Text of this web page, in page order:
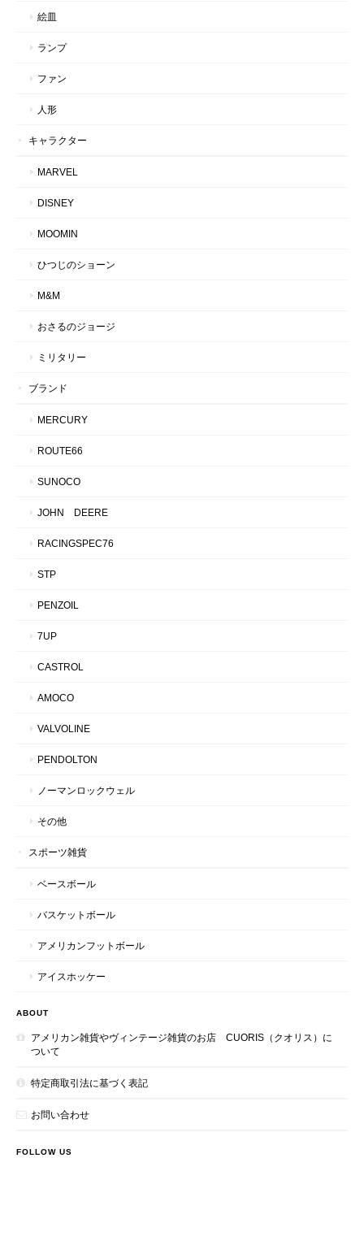
絵皿
ランプ
ファン
人形
キャラクター
MARVEL
DISNEY
MOOMIN
ひつじのショーン
M&M
おさるのジョージ
ミリタリー
ブランド
MERCURY
ROUTE66
SUNOCO
JOHN DEERE
RACINGSPEC76
STP
PENZOIL
7UP
CASTROL
AMOCO
VALVOLINE
PENDOLTON
ノーマンロックウェル
その他
スポーツ雑貨
ベースボール
バスケットボール
アメリカンフットボール
アイスホッケー
ABOUT
アメリカン雑貨やヴィンテージ雑貨のお店 CUORIS（クオリス）に
ついて
特定商取引法に基づく表記
お問い合わせ
FOLLOW US